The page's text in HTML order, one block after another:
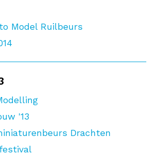
Model Ruilbeurs
'13
Drachten